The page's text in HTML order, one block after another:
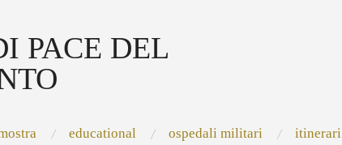
PACE DEL
educational ospedali militari itinerari